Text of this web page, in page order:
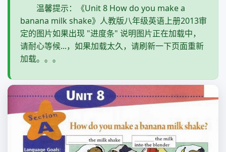
温馨提示：《Unit 8 How do you make a
banana milk shake》人教版八年级英语上册2013审
定的图片如果出现 "进度条" 说明图片正在加载中，
请耐心等候...，如果加载太久，请刷新一下页面重新
加载。。。